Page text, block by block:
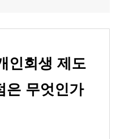
인회생 제도
은 무엇인가